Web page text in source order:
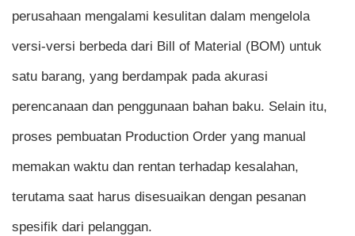
perusahaan mengalami kesulitan dalam mengelola
versi-versi berbeda dari Bill of Material (BOM) untuk
satu barang, yang berdampak pada akurasi
perencanaan dan penggunaan bahan baku. Selain itu,
proses pembuatan Production Order yang manual
memakan waktu dan rentan terhadap kesalahan,
terutama saat harus disesuaikan dengan pesanan
spesifik dari pelanggan.